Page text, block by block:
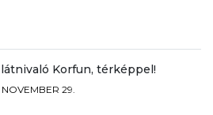
látnivaló Korfun, térképpel!
NOVEMBER 29.